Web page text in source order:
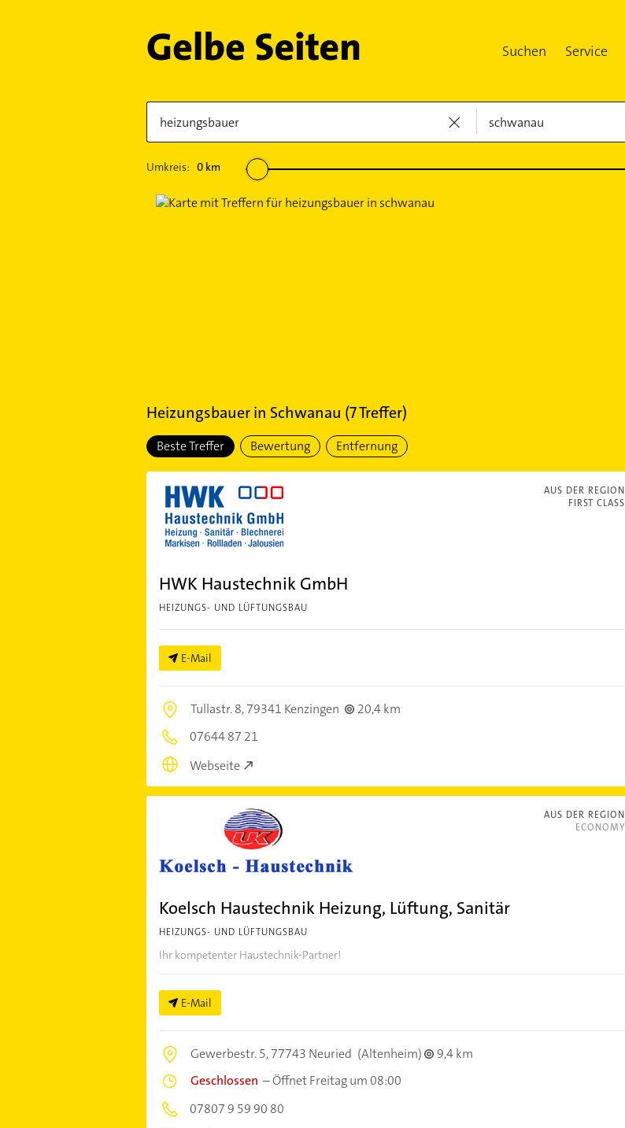
Suchen Service
Umkreis: 0km
Heizungsbauerin Schwanau (7Treffer)
Beste Treffer Bewertung Entfernung
AUS DER REGION
FIRST CLASS
HWK Haustechnik GmbH
HEIZUNGS- UND LÜFTUNGSBAU
E-Mail
Tullastr. 8,79341 Kenzingen
20,4 km
07644 87 21
Webseite
AUS DER REGION
ECONOMY
Koelsch Haustechnik Heizung, Lüftung, Sanitär
HEIZUNGS- UND LÜFTUNGSBAU
Ihr kompetenter Haustechnik-Partner!
E-Mail
Gewerbestr. 5,77743 Neuried (Altenheim)
9,4 km
Geschlossen –Öffnet Freitag um 08:00
07807 9 59 90 80